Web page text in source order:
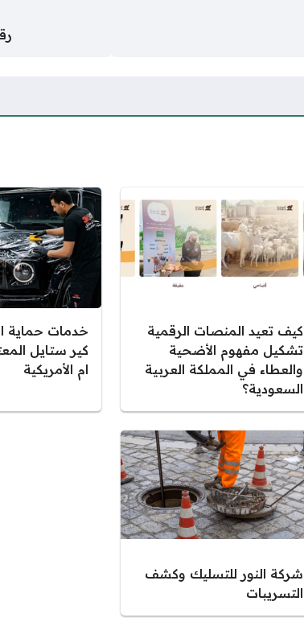
كيف تعيد المنصات الرقمية
تشكيل مفهوم الأضحية
والعطاء في المملكة العربية
السعودية؟
خدمات حماية
كير ستايل
ام الأمريكية
شركة النور للتسليك وكشف
التسريبات